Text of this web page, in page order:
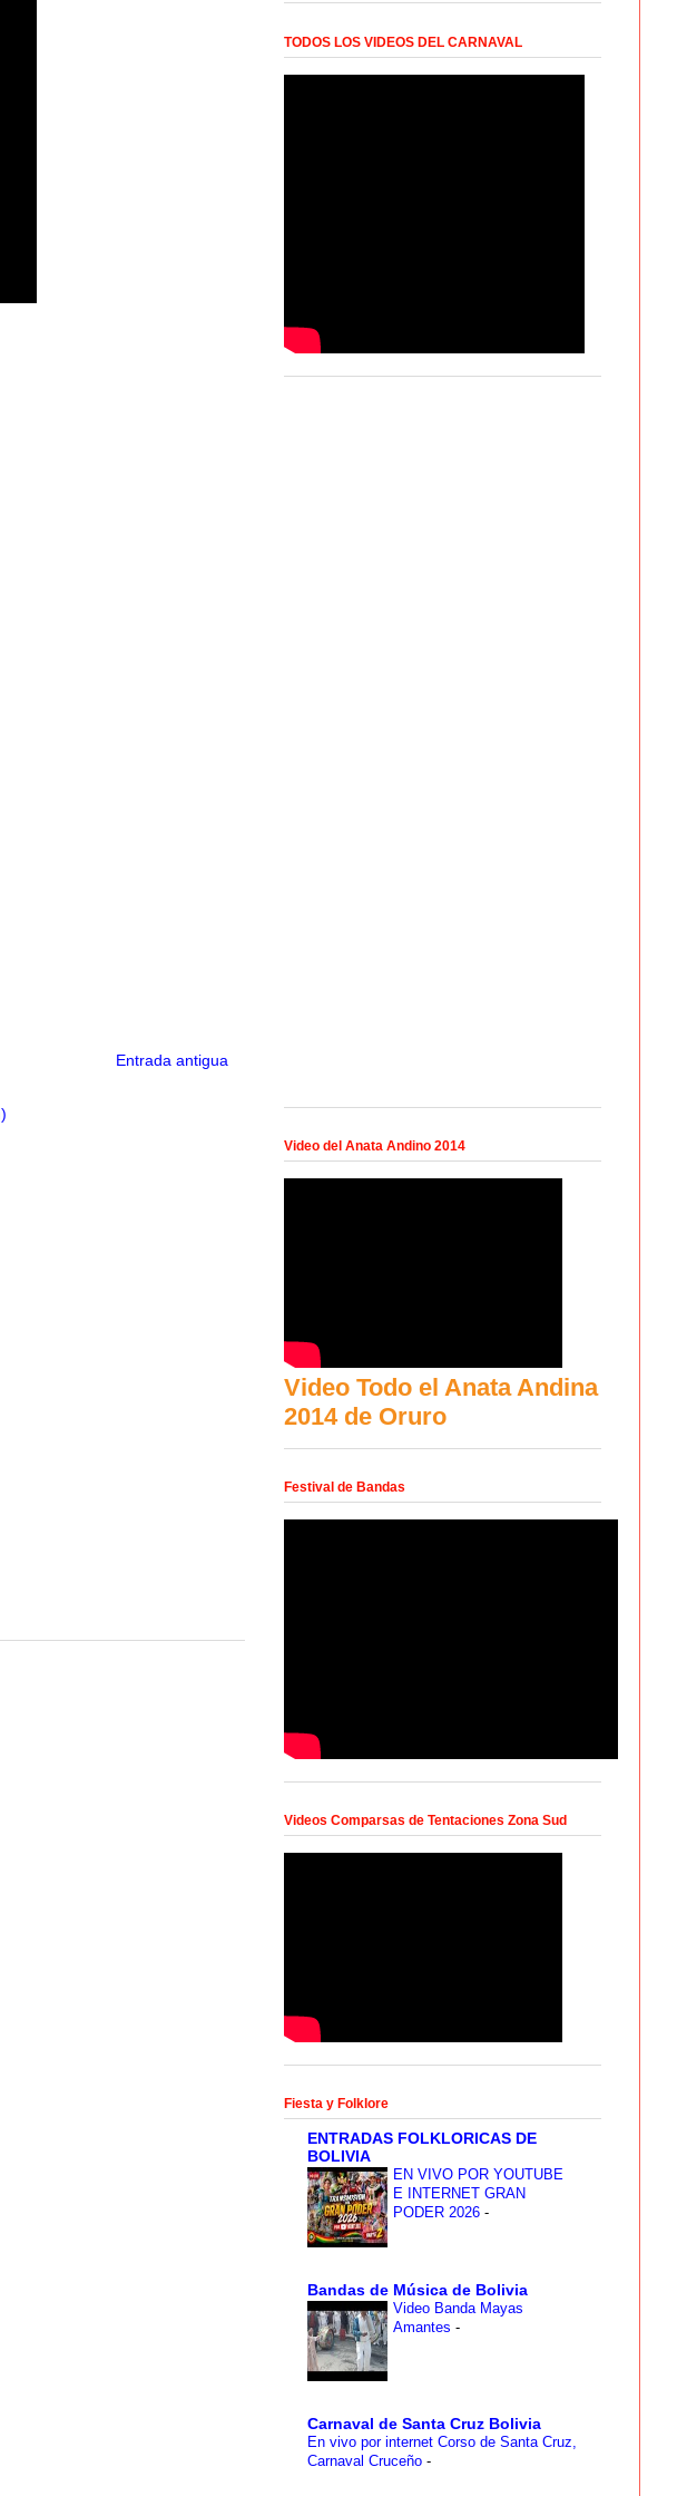
Entrada antigua
TODOS LOS VIDEOS DEL CARNAVAL
Video del Anata Andino 2014
Video Todo el Anata Andina
2014 de Oruro
Festival de Bandas
Videos Comparsas de Tentaciones Zona Sud
Fiesta y Folklore
ENTRADAS FOLKLORICAS DE
BOLIVIA
EN VIVO POR YOUTUBE
E INTERNET GRAN
PODER 2026 -
Bandas de Música de Bolivia
Video Banda Mayas
Amantes -
Carnaval de Santa Cruz Bolivia
En vivo por internet Corso de Santa Cruz,
Carnaval Cruceño -